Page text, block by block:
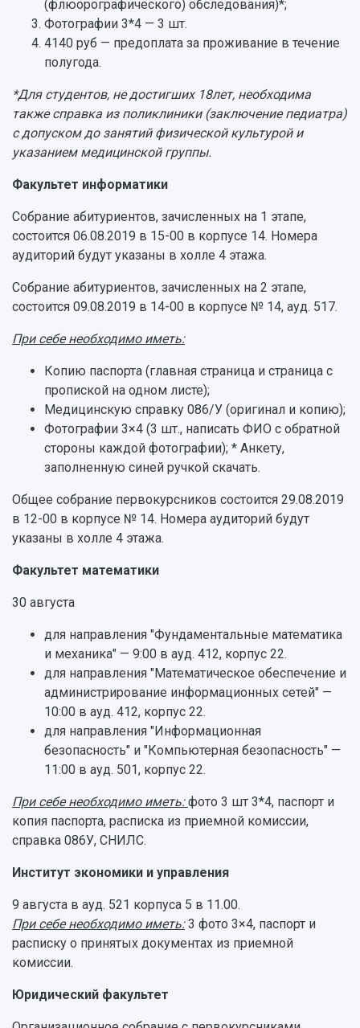
(флюорографического) обследования)*;
Фотографии 3*4 — 3 шт.
4140 руб — предоплата за проживание в течение
полугода.
*Для студентов, не достигших 18лет, необходима
также справка из поликлиники (заключение педиатра)
с допуском до занятий физической культурой и
указанием медицинской группы.
Факультет информатики
Собрание абитуриентов, зачисленных на 1 этапе,
состоится 06.08.2019 в 15-00 в корпусе 14. Номера
аудиторий будут указаны в холле 4 этажа.
Собрание абитуриентов, зачисленных на 2 этапе,
состоится 09.08.2019 в 14-00 в корпусе № 14, ауд. 517.
При себе необходимо иметь:
Копию паспорта (главная страница и страница с
пропиской на одном листе);
Медицинскую справку 086/У (оригинал и копию);
Фотографии 3×4 (3 шт., написать ФИО с обратной
стороны каждой фотографии); * Анкету,
заполненную синей ручкой скачать.
Общее собрание первокурсников состоится 29.08.2019
в 12-00 в корпусе № 14. Номера аудиторий будут
указаны в холле 4 этажа.
Факультет математики
30 августа
для направления "Фундаментальные математика
и механика" — 9:00 в ауд. 412, корпус 22.
для направления "Математическое обеспечение и
администрирование информационных сетей" —
10:00 в ауд. 412, корпус 22.
для направления "Информационная
безопасность" и "Компьютерная безопасность" —
11:00 в ауд. 501, корпус 22.
При себе необходимо иметь:фото 3 шт 3*4, паспорт и
копия паспорта, расписка из приемной комиссии,
справка 086У, СНИЛС.
Институт экономики и управления
9 августа в ауд. 521 корпуса 5 в 11.00.
При себе необходимо иметь:3 фото 3×4, паспорт и
расписку о принятых документах из приемной
комиссии.
Юридический факультет